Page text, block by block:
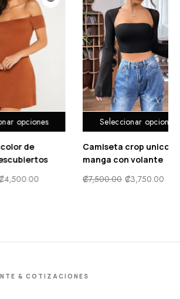
opciones
crop unicolor de
volante
₡3,750.00
Seleccionar
Vestido con
floral ribete con
₡10,900.00 ₡
& COTIZACIONES